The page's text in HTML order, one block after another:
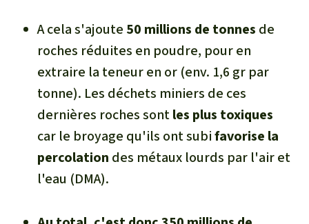
A cela s'ajoute 50 millions de tonnes de
roches réduites en poudre, pour en
extraire la teneur en or (env. 1,6 gr par
tonne). Les déchets miniers de ces
dernières roches sontles plus toxiques
car le broyage qu'ils ont subifavorise la
percolation des métaux lourds par l'air et
l'eau (DMA).